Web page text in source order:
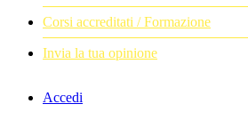
Corsi accreditati / Formazione
Invia la tua opinione
Accedi